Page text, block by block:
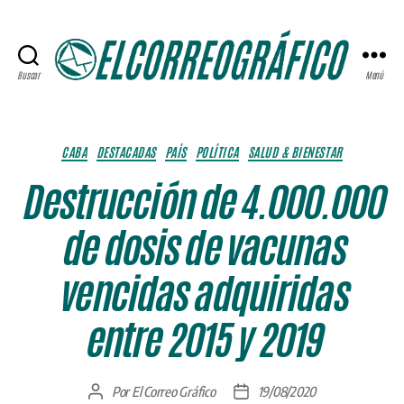
Buscar Menú
Categorías
CABA DESTACADAS PAÍS POLÍTICA SALUD & BIENESTAR
Destrucción de 4.000.000
de dosis de vacunas
vencidas adquiridas
entre 2015 y 2019
AutorPorEl Correo Gráfico
Fecha19/08/2020